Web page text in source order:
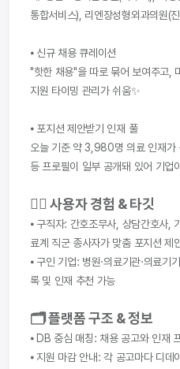
통합서비스), 리엔장성형외과의원(
⦁ 신규 채용 큐레이션
"핫한 채용"을 따로 묶어 보여주고
지원 타이밍 관리가 쉬움✨
⦁ 포지션 제안받기 인재 풀
오늘 기준 약 3,980명 의료 인재가
등 프로필이 일부 공개돼 있어 기업
👩‍⚕️ 사용자 경험 & 타깃
⦁ 구직자: 간호조무사, 상담간호사,
료계 직군 종사자가 맞춤 포지션 제
⦁ 구인 기업: 병원·의료기관·의료기
록 및 인재 추천 가능
🗂️ 플랫폼 구조 & 정보
⦁ DB 중심 매칭: 채용 공고와 인재
⦁ 지원 마감 안내: 각 공고마다 디